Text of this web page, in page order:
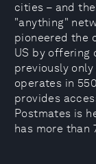
cities – and
"anything"
pioneered the
US by offering
previously
operates in
provides
Postmates is
has more than